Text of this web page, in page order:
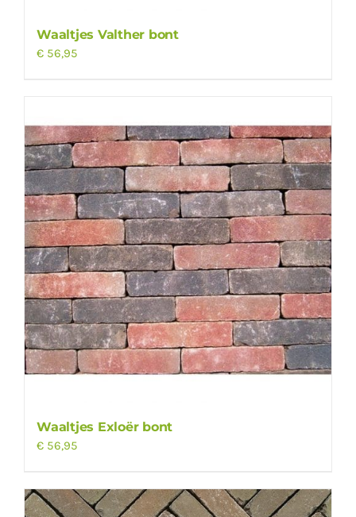
Waaltjes Valther bont
€ 56,95
Waaltjes Exloër bont
€ 56,95